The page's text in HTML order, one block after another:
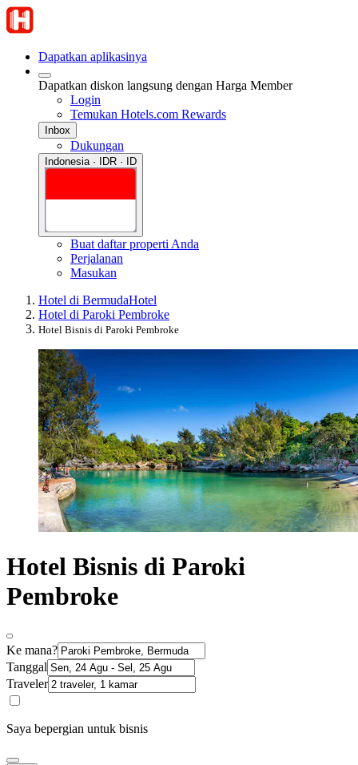
Dapatkan aplikasinya
Dapatkan diskon langsung dengan Harga Member
Login
Temukan Hotels.com Rewards
Inbox
Dukungan
Indonesia · IDR · ID
Buat daftar properti Anda
Perjalanan
Masukan
Hotel di BermudaHotel
Hotel di Paroki Pembroke
Hotel Bisnis di Paroki Pembroke
Hotel Bisnis di Paroki
Pembroke
Ke mana?
Tanggal
Traveler
Saya bepergian untuk bisnis